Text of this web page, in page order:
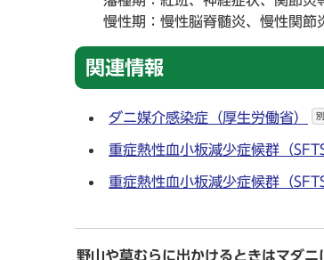
慢性期：慢性脳脊髄炎、慢性関節
関連情報
ダニ媒介感染症（厚生労働省）
重症熱性血小板減少症候群（
重症熱性血小板減少症候群（
野山や草むらに出かけるときはマダ